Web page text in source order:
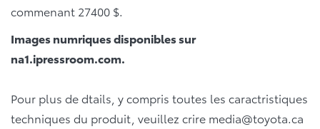
commenant 27400 $.
Images numriques disponibles sur
na1.ipressroom.com.
Pour plus de dtails, y compris toutes les caractristiques
techniques du produit, veuillez crire media@toyota.ca